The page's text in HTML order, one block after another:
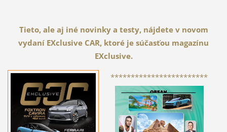
Tieto, ale aj iné novinky a testy, nájdete v novom
vydaní EXclusive CAR, ktoré je súčasťou magazínu
EXclusive.
************************